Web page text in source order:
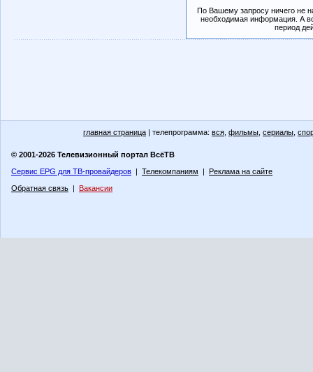
По Вашему запросу ничего не
необходимая информация. А
период
главная страница | телепрограмма: вся фильмы сериалы
© 2001-2026 Телевизионный портал ВсёТВ
Сервис EPG для ТВ-провайдеров | Телекомпаниям | Реклама на сайте
Обратная связь | Вакансии